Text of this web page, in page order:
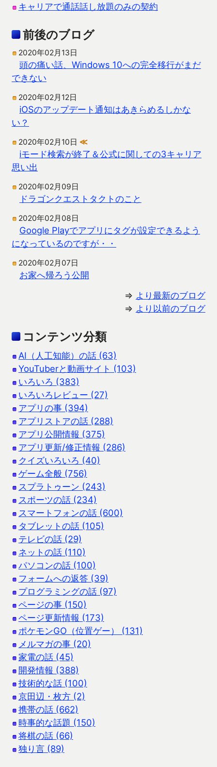
キャリアで通話話し放題のみの契約
前後のブログ
2020年02月13日
頭の痛い話、Windows 10への完全移行がまだ
できない
2020年02月12日
iOSのアップデート通知はあきらめるしかな
い？
2020年02月10日 ≪
iモード検索が終了＆公式に関しての3キャリア
思い出
2020年02月09日
ドラゴンクエストタクトのこと
2020年02月08日
Google Playでアプリにタグが設定できるよう
になっているのですが・・
2020年02月07日
お家へ帰ろう公開
⇒ より最新のブログ
⇒ より以前のブログ
コンテンツ分類
AI（人工知能）の話 (63)
YouTuberと動画サイト (103)
いろいろ (383)
いろいろレビュー (27)
アプリの事 (394)
アプリストアの話 (288)
アプリ公開情報 (375)
アプリ更新/修正情報 (286)
クイズいろいろ (40)
ゲーム全般 (756)
スプラトゥーン (243)
スポーツの話 (234)
スマートフォンの話 (600)
タブレットの話 (105)
テレビの話 (29)
ネットの話 (110)
パソコンの話 (100)
フォームへの返答 (39)
プログラミングの話 (97)
ページの事 (150)
ページ更新情報 (173)
ポケモンGO（位置ゲー） (131)
メルマガの事 (20)
家電の話 (45)
開発情報 (388)
技術的な話 (100)
京田辺・枚方 (2)
携帯の話 (662)
時事的な話題 (150)
将棋の話 (66)
独り言 (89)